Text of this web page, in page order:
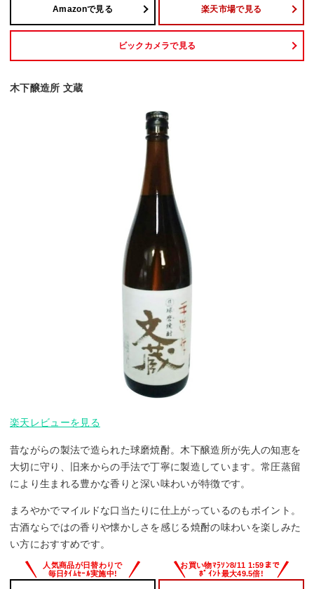
Amazonで見る 楽天市場で見る
ビックカメラで見る
木下醸造所 文蔵
楽天レビューを見る
昔ながらの製法で造られた球磨焼酎。木下醸造所が先人の知恵を
大切に守り、旧来からの手法で丁寧に製造しています。常圧蒸留
により生まれる豊かな香りと深い味わいが特徴です。
まろやかでマイルドな口当たりに仕上がっているのもポイント。
古酒ならではの香りや懐かしさを感じる焼酎の味わいを楽しみた
い方におすすめです。